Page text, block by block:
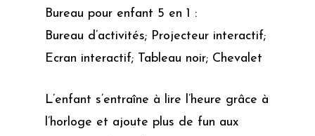
Bureau pour enfant 5 en 1 :
Bureau d’activités; Projecteur interactif;
Ecran interactif; Tableau noir; Chevalet
L’enfant s’entraîne à lire l’heure grâce à
l’horloge et ajoute plus de fun aux